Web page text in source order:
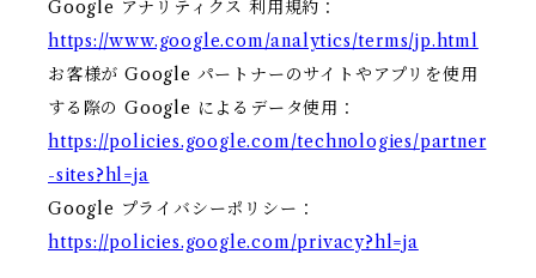
Google アナリティクス 利用規約：
https://www.google.com/analytics/terms/jp.html
お客様が Google パートナーのサイトやアプリを使用
する際の Google によるデータ使用：
https://policies.google.com/technologies/partner
-sites?hl=ja
Google プライバシーポリシー：
https://policies.google.com/privacy?hl=ja